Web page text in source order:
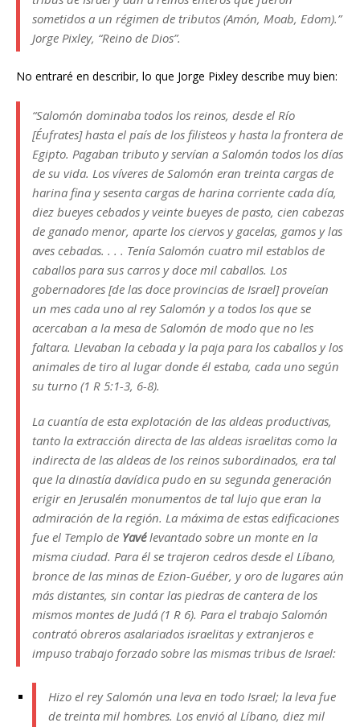
sometidos a un régimen de tributos (Amón, Moab, Edom).”
Jorge Pixley, “Reino de Dios”.
No entraré en describir, lo que Jorge Pixley describe muy bien:
“Salomón dominaba todos los reinos, desde el Río
[Éufrates] hasta el país de los filisteos y hasta la frontera de
Egipto. Pagaban tributo y servían a Salomón todos los días
de su vida. Los víveres de Salomón eran treinta cargas de
harina fina y sesenta cargas de harina corriente cada día,
diez bueyes cebados y veinte bueyes de pasto, cien cabezas
de ganado menor, aparte los ciervos y gacelas, gamos y las
aves cebadas. . . . Tenía Salomón cuatro mil establos de
caballos para sus carros y doce mil caballos. Los
gobernadores [de las doce provincias de Israel] proveían
un mes cada uno al rey Salomón y a todos los que se
acercaban a la mesa de Salomón de modo que no les
faltara. Llevaban la cebada y la paja para los caballos y los
animales de tiro al lugar donde él estaba, cada uno según
su turno (1 R 5:1-3, 6-8).
La cuantía de esta explotación de las aldeas productivas,
tanto la extracción directa de las aldeas israelitas como la
indirecta de las aldeas de los reinos subordinados, era tal
que la dinastía davídica pudo en su segunda generación
erigir en Jerusalén monumentos de tal lujo que eran la
admiración de la región. La máxima de estas edificaciones
fue el Templo de Yavélevantado sobre un monte en la
misma ciudad. Para él se trajeron cedros desde el Líbano,
bronce de las minas de Ezion-Guéber, y oro de lugares aún
más distantes, sin contar las piedras de cantera de los
mismos montes de Judá (1 R 6). Para el trabajo Salomón
contrató obreros asalariados israelitas y extranjeros e
impuso trabajo forzado sobre las mismas tribus de Israel:
Hizo el rey Salomón una leva en todo Israel; la leva fue
de treinta mil hombres. Los envió al Líbano, diez mil